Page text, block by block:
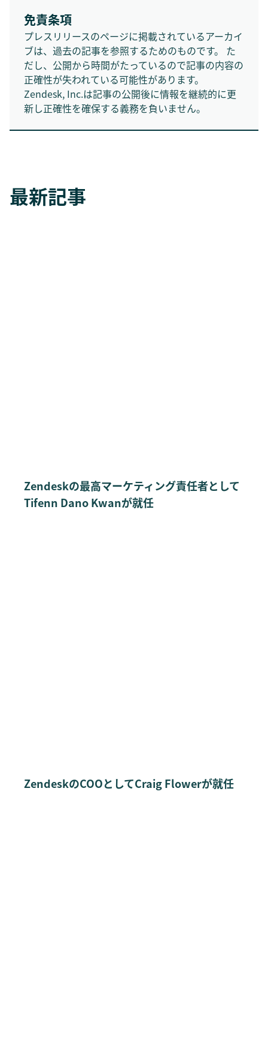
免責条項
プレスリリースのページに掲載されているアーカイ
ブは、過去の記事を参照するためのものです。 た
だし、公開から時間がたっているので記事の内容の
正確性が失われている可能性があります。
Zendesk, Inc.は記事の公開後に情報を継続的に更
新し正確性を確保する義務を負いません。
最新記事
Zendeskの最高マーケティング責任者として
Tifenn Dano Kwanが就任
ZendeskのCOOとしてCraig Flowerが就任